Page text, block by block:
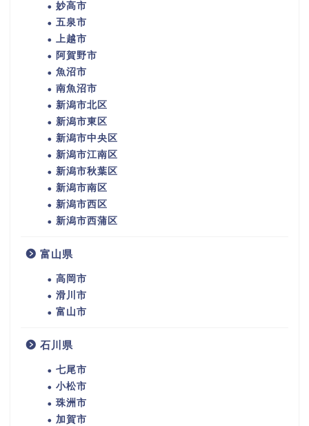
妙高市
五泉市
上越市
阿賀野市
魚沼市
南魚沼市
新潟市北区
新潟市東区
新潟市中央区
新潟市江南区
新潟市秋葉区
新潟市南区
新潟市西区
新潟市西蒲区
富山県
高岡市
滑川市
富山市
石川県
七尾市
小松市
珠洲市
加賀市